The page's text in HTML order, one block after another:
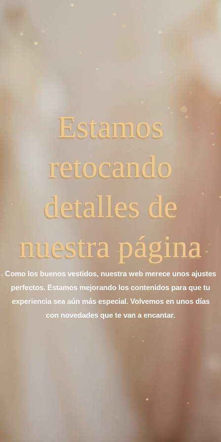
Estamos
retocando
detalles de
nuestra página
Como los buenos vestidos, nuestra web merece unos ajustes
perfectos. Estamos mejorando los contenidos para que tu
experiencia sea aún más especial. Volvemos en unos días
con novedades que te van a encantar.